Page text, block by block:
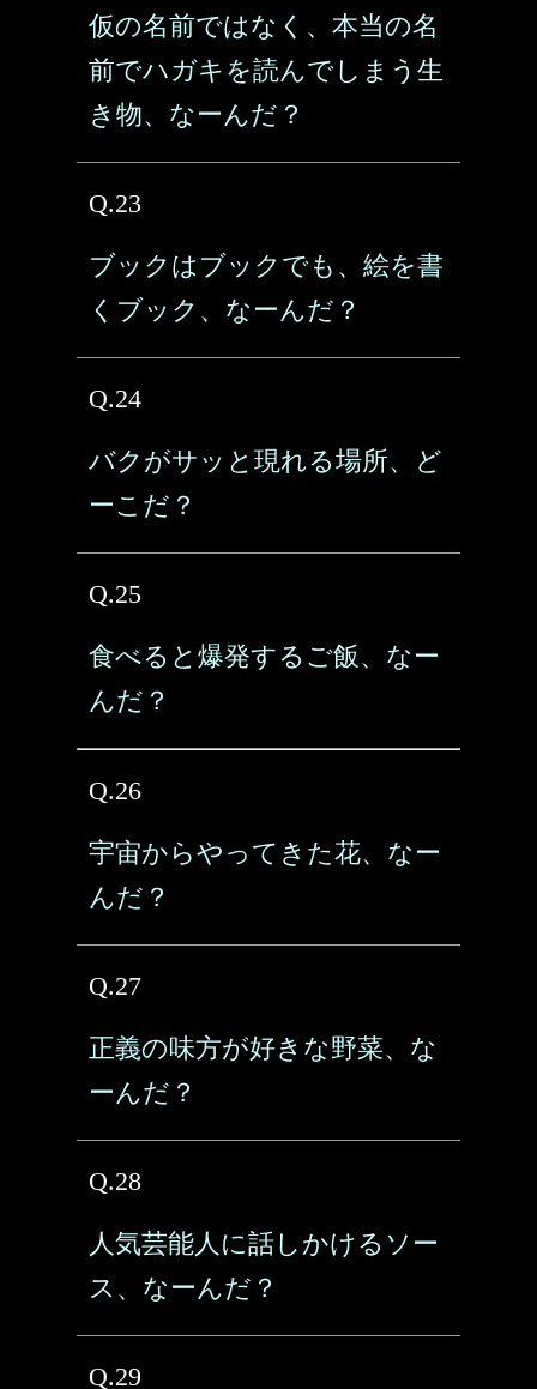
仮の名前ではなく、本当の名
前でハガキを読んでしまう生
き物、なーんだ？
Q.23
ブックはブックでも、絵を書
くブック、なーんだ？
Q.24
バクがサッと現れる場所、ど
ーこだ？
Q.25
食べると爆発するご飯、なー
んだ？
Q.26
宇宙からやってきた花、なー
んだ？
Q.27
正義の味方が好きな野菜、な
ーんだ？
Q.28
人気芸能人に話しかけるソー
ス、なーんだ？
Q.29